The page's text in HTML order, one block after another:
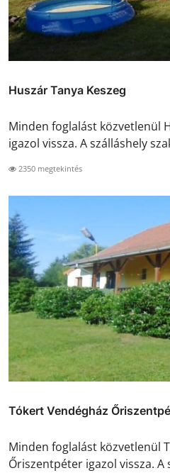
Huszár Tanya Keszeg
Minden foglalást közvetlenül
igazol vissza. A szálláshely
2350 megtekintés
Tókert Vendégház
Minden foglalást közvetlenül
Őriszentpéter igazol vissza. A